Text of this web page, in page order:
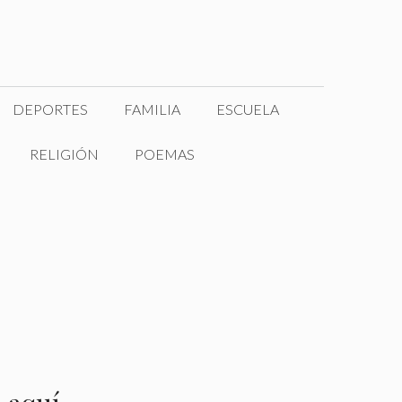
DEPORTES FAMILIA ESCUELA
RELIGIÓN POEMAS